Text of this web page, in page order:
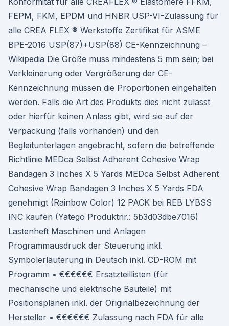
FEPM, FKM, EPDM und HNBR USP-VI-Zulassung für
alle CREA FLEX ® Werkstoffe Zertifikat für ASME
BPE-2016 USP(87)+USP(88) CE-Kennzeichnung –
Wikipedia Die Größe muss mindestens 5 mm sein; bei
Verkleinerung oder Vergrößerung der CE-
Kennzeichnung müssen die Proportionen eingehalten
werden. Falls die Art des Produkts dies nicht zulässt
oder hierfür keinen Anlass gibt, wird sie auf der
Verpackung (falls vorhanden) und den
Begleitunterlagen angebracht, sofern die betreffende
Richtlinie MEDca Selbst Adherent Cohesive Wrap
Bandagen 3 Inches X 5 Yards MEDca Selbst Adherent
Cohesive Wrap Bandagen 3 Inches X 5 Yards FDA
genehmigt (Rainbow Color) 12 PACK bei REB LYBSS
INC kaufen (Yatego Produktnr.: 5b3d03dbe7016)
Lastenheft Maschinen und Anlagen
Programmausdruck der Steuerung inkl.
Symbolerläuterung in Deutsch inkl. CD-ROM mit
Programm • €€€€€€ Ersatzteillisten (für
mechanische und elektrische Bauteile) mit
Positionsplänen inkl. der Originalbezeichnung der
Hersteller • €€€€€€ Zulassung nach FDA für alle